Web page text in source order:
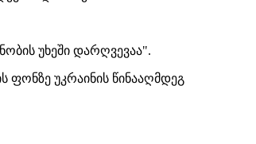
უხეში დარღვევაა".
ფონზე უკრაინის წინააღმდეგ